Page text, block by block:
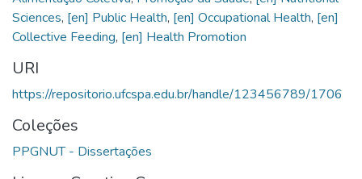
Sciences, [en] Public Health, [en] Occupational Health, [en]
Collective Feeding, [en] Health Promotion
URI
https://repositorio.ufcspa.edu.br/handle/123456789/1706
Coleções
PPGNUT - Dissertações